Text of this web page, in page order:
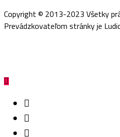
Copyright © 2013-2023 Všetky
Prevádzkovateľom stránky je